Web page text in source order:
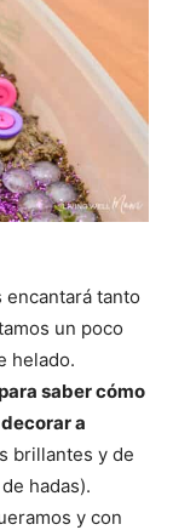
encantará tanto
un poco
helado.
saber cómo
a
brillantes y de
hadas).
y con